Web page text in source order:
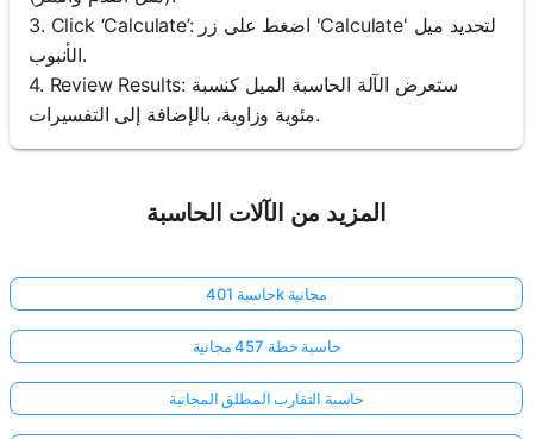
3. Click ‘Calculate’: اضغط على زر 'Calculate' لتحديد ميل
الأنبوب.
4. Review Results: ستعرض الآلة الحاسبة الميل كنسبة
مئوية وزاوية، بالإضافة إلى التفسيرات.
المزيد من الآلات الحاسبة
حاسبة 401k مجانية
حاسبة خطة 457 مجانية
حاسبة التقارب المطلق المجانية